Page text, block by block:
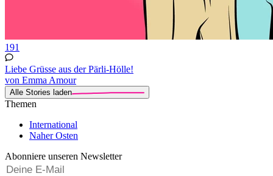
191
Liebe Grüsse aus der Pärli-Hölle!
von Emma Amour
Alle Stories laden
Themen
International
Naher Osten
Abonniere unseren Newsletter